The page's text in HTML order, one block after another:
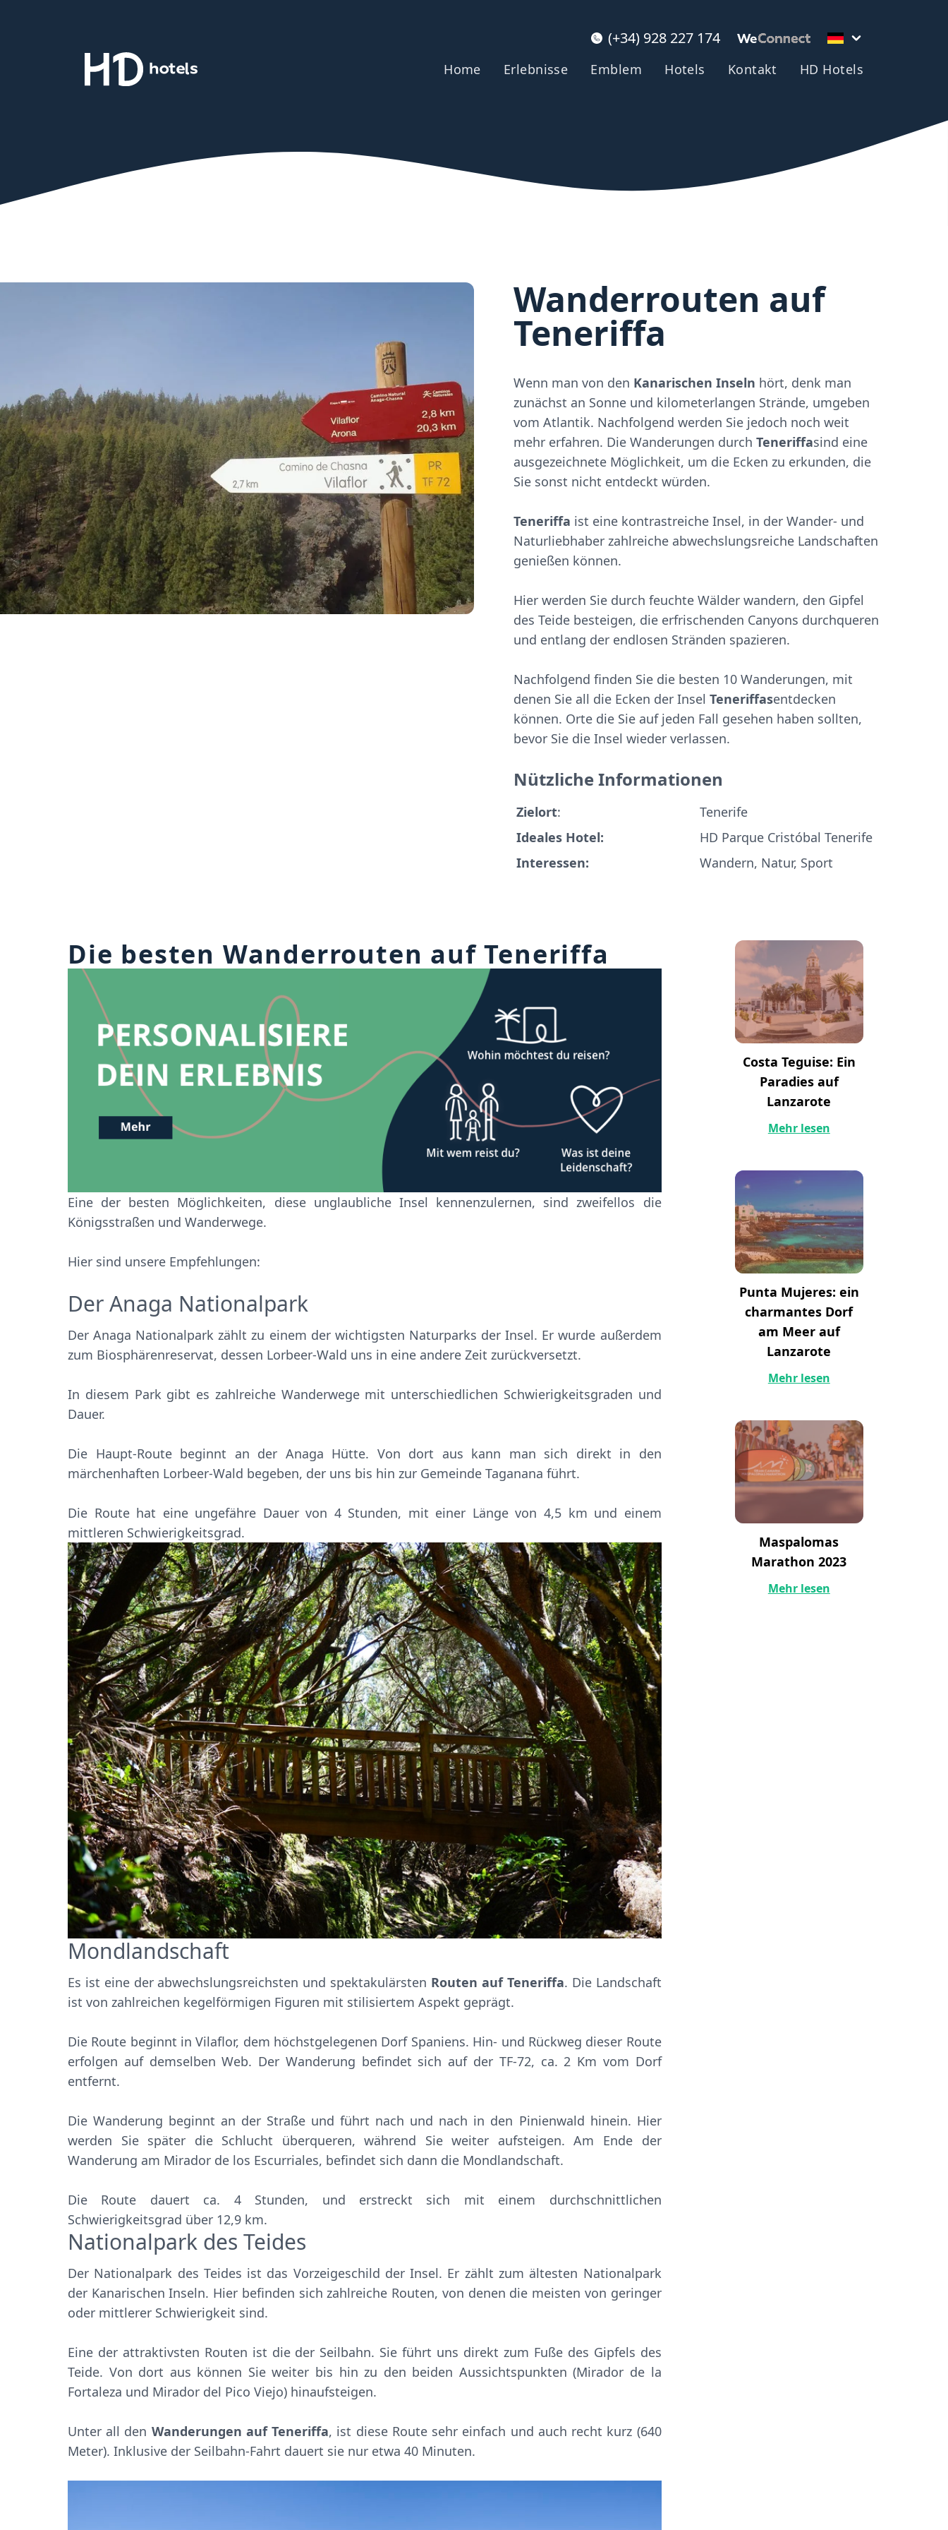
(+34) 928 227 174
Home Erlebnisse Emblem Hotels Kontakt HD Hotels
Wanderrouten auf
Teneriffa
Wenn man von den Kanarischen Inseln hört, denk man
zunächst an Sonne und kilometerlangen Strände, umgeben
vom Atlantik. Nachfolgend werden Sie jedoch noch weit
mehr erfahren. Die Wanderungen durch Teneriffasind eine
ausgezeichnete Möglichkeit, um die Ecken zu erkunden, die
Sie sonst nicht entdeckt würden.
Teneriffa ist eine kontrastreiche Insel, in der Wander- und
Naturliebhaber zahlreiche abwechslungsreiche Landschaften
genießen können.
Hier werden Sie durch feuchte Wälder wandern, den Gipfel
des Teide besteigen, die erfrischenden Canyons durchqueren
und entlang der endlosen Stränden spazieren.
Nachfolgend finden Sie die besten 10 Wanderungen, mit
denen Sie all die Ecken der Insel Teneriffasentdecken
können. Orte die Sie auf jeden Fall gesehen haben sollten,
bevor Sie die Insel wieder verlassen.
Nützliche Informationen
Zielort:
Tenerife
Ideales Hotel:
HD Parque Cristóbal Tenerife
Interessen:
Wandern, Natur, Sport
Die besten Wanderrouten auf Teneriffa
Eine der besten Möglichkeiten, diese unglaubliche Insel kennenzulernen, sind zweifellos die
Königsstraßen und Wanderwege.
Hier sind unsere Empfehlungen:
Der Anaga Nationalpark
Der Anaga Nationalpark zählt zu einem der wichtigsten Naturparks der Insel. Er wurde außerdem
zum Biosphärenreservat, dessen Lorbeer-Wald uns in eine andere Zeit zurückversetzt.
In diesem Park gibt es zahlreiche Wanderwege mit unterschiedlichen Schwierigkeitsgraden und
Dauer.
Die Haupt-Route beginnt an der Anaga Hütte. Von dort aus kann man sich direkt in den
märchenhaften Lorbeer-Wald begeben, der uns bis hin zur Gemeinde Taganana führt.
Die Route hat eine ungefähre Dauer von 4 Stunden, mit einer Länge von 4,5 km und einem
mittleren Schwierigkeitsgrad.
Mondlandschaft
Es ist eine der abwechslungsreichsten und spektakulärsten Routen auf Teneriffa. Die Landschaft
ist von zahlreichen kegelförmigen Figuren mit stilisiertem Aspekt geprägt.
Die Route beginnt in Vilaflor, dem höchstgelegenen Dorf Spaniens. Hin- und Rückweg dieser Route
erfolgen auf demselben Web. Der Wanderung befindet sich auf der TF-72, ca. 2 Km vom Dorf
entfernt.
Die Wanderung beginnt an der Straße und führt nach und nach in den Pinienwald hinein. Hier
werden Sie später die Schlucht überqueren, während Sie weiter aufsteigen. Am Ende der
Wanderung am Mirador de los Escurriales, befindet sich dann die Mondlandschaft.
Die Route dauert ca. 4 Stunden, und erstreckt sich mit einem durchschnittlichen
Schwierigkeitsgrad über 12,9 km.
Nationalpark des Teides
Der Nationalpark des Teides ist das Vorzeigeschild der Insel. Er zählt zum ältesten Nationalpark
der Kanarischen Inseln. Hier befinden sich zahlreiche Routen, von denen die meisten von geringer
oder mittlerer Schwierigkeit sind.
Eine der attraktivsten Routen ist die der Seilbahn. Sie führt uns direkt zum Fuße des Gipfels des
Teide. Von dort aus können Sie weiter bis hin zu den beiden Aussichtspunkten (Mirador de la
Fortaleza und Mirador del Pico Viejo) hinaufsteigen.
Unter all den Wanderungen auf Teneriffa, ist diese Route sehr einfach und auch recht kurz (640
Meter). Inklusive der Seilbahn-Fahrt dauert sie nur etwa 40 Minuten.
Costa Teguise: Ein
Paradies auf
Lanzarote
Mehr lesen
Punta Mujeres: ein
charmantes Dorf
am Meer auf
Lanzarote
Mehr lesen
Maspalomas
Marathon 2023
Mehr lesen